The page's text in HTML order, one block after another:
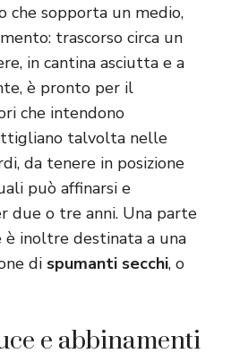
che sopporta un medio,
trascorso circa un
in cantina asciutta e a
è pronto per il
che intendono
talvolta nelle
da tenere in posizione
può affinarsi e
due o tre anni. Una parte
inoltre destinata a una
di spumanti secchi, o
e abbinamenti